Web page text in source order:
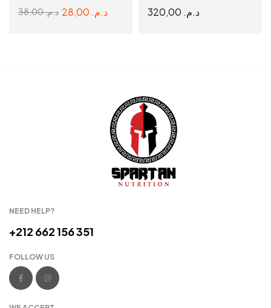
د.م.38,00 د.م. د.م.
NEED HELP?
+212 662 156 351
FOLLOW US